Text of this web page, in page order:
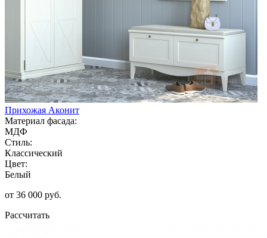
Прихожая Аконит
Материал фасада:
МДФ
Стиль:
Классический
Цвет:
Белый
от 36 000 руб.
Рассчитать